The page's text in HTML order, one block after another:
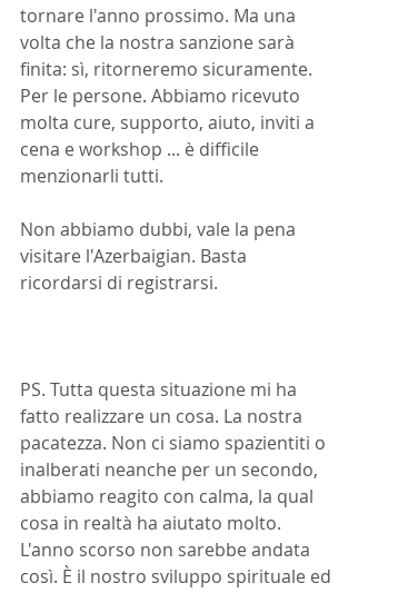
tornare l'anno prossimo. Ma una
volta che la nostra sanzione sarà
finita: sì, ritorneremo sicuramente.
Per le persone. Abbiamo ricevuto
molta cure, supporto, aiuto, inviti a
cena e workshop ... è difficile
menzionarli tutti.
Non abbiamo dubbi, vale la pena
visitare l'Azerbaigian. Basta
ricordarsi di registrarsi.
PS. Tutta questa situazione mi ha
fatto realizzare un cosa. La nostra
pacatezza. Non ci siamo spazientiti o
inalberati neanche per un secondo,
abbiamo reagito con calma, la qual
cosa in realtà ha aiutato molto.
L'anno scorso non sarebbe andata
così. È il nostro sviluppo spirituale ed